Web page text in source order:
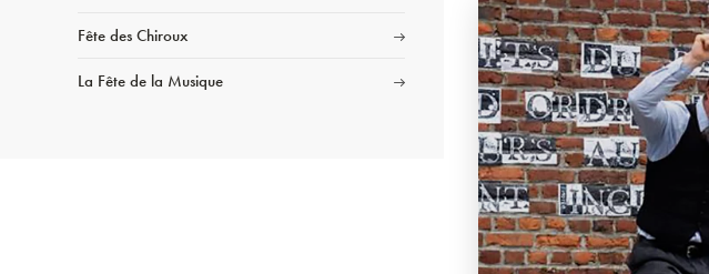
Fête des Chiroux
La Fête de la Musique